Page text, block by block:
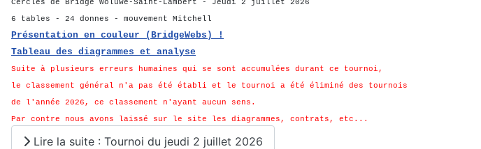
Cercles de Bridge Woluwé-Saint-Lambert - Jeudi 2 juillet 2026
6 tables - 24 donnes - mouvement Mitchell
Présentation en couleur (BridgeWebs) !
Tableau des diagrammes et analyse
Suite à plusieurs erreurs humaines qui se sont accumulées durant ce tournoi,
le classement général n'a pas été établi et le tournoi a été éliminé des tournois
de l'année 2026, ce classement n'ayant aucun sens.
Par contre nous avons laissé sur le site les diagrammes, contrats, etc...
Lire la suite : Tournoi du jeudi 2 juillet 2026